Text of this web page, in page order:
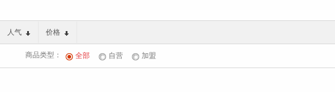
人气 价格
商品类型： 全部 自营 加盟